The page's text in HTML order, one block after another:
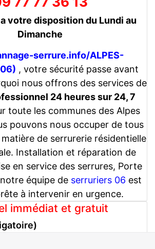
votre disposition du Lundi au
Dimanche
serrure.info/ALPES-
, votre sécurité passe avant
nous offrons des services de
24 heures sur 24, 7
toute les communes des Alpes
pouvons nous occuper de tous
de serrurerie résidentielle
Installation et réparation de
en service des serrures, Porte
équipe de serruriers 06 est
à intervenir en urgence.
immédiat et gratuit